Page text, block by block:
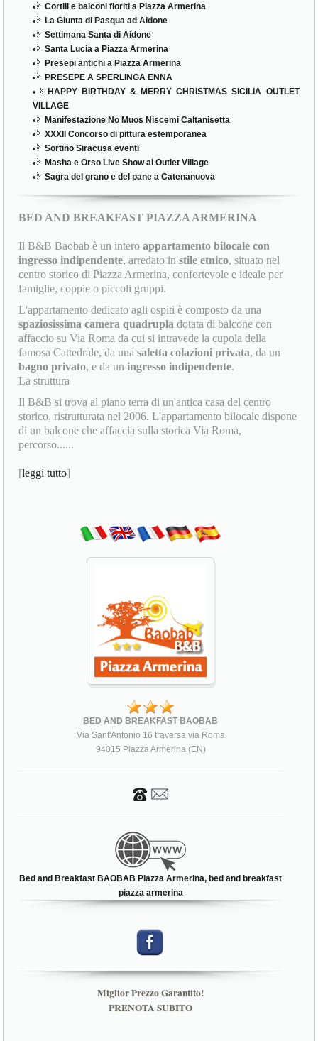
Cortili e balconi fioriti a Piazza Armerina
La Giunta di Pasqua ad Aidone
Settimana Santa di Aidone
Santa Lucia a Piazza Armerina
Presepi antichi a Piazza Armerina
PRESEPE A SPERLINGA ENNA
HAPPY BIRTHDAY & MERRY CHRISTMAS SICILIA OUTLET
VILLAGE
Manifestazione No Muos Niscemi Caltanisetta
XXXII Concorso di pittura estemporanea
Sortino Siracusa eventi
Masha e Orso Live Show al Outlet Village
Sagra del grano e del pane a Catenanuova
BED AND BREAKFAST PIAZZA ARMERINA
Il B&B Baobab è un interoappartamento bilocale con
ingresso indipendente, arredato instile etnico, situato nel
centro storico di Piazza Armerina, confortevole e ideale per
famiglie, coppie o piccoli gruppi.
L'appartamento dedicato agli ospiti è composto da una
spaziosissima camera quadrupla dotata di balcone con
affaccio su Via Roma da cui si intravede la cupola della
famosa Cattedrale, da unasaletta colazioni privata, da un
bagno privato, e da uningresso indipendente.
La struttura
Il B&B si trova al piano terra di un'antica casa del centro
storico, ristrutturata nel 2006. L'appartamento bilocale dispone
di un balcone che affaccia sulla storica Via Roma,
percorso......
[leggi tutto]
BED AND BREAKFAST BAOBAB
Via Sant'Antonio 16 traversa via Roma
94015 Piazza Armerina (EN)
Bed and Breakfast BAOBAB Piazza Armerina, bed and breakfast
piazza armerina
Miglior Prezzo Garantito!
PRENOTA SUBITO